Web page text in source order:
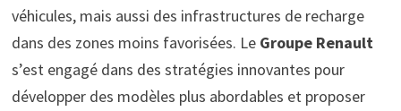
véhicules, mais aussi des infrastructures de recharge
dans des zones moins favorisées. Le Groupe Renault
s’est engagé dans des stratégies innovantes pour
développer des modèles plus abordables et proposer